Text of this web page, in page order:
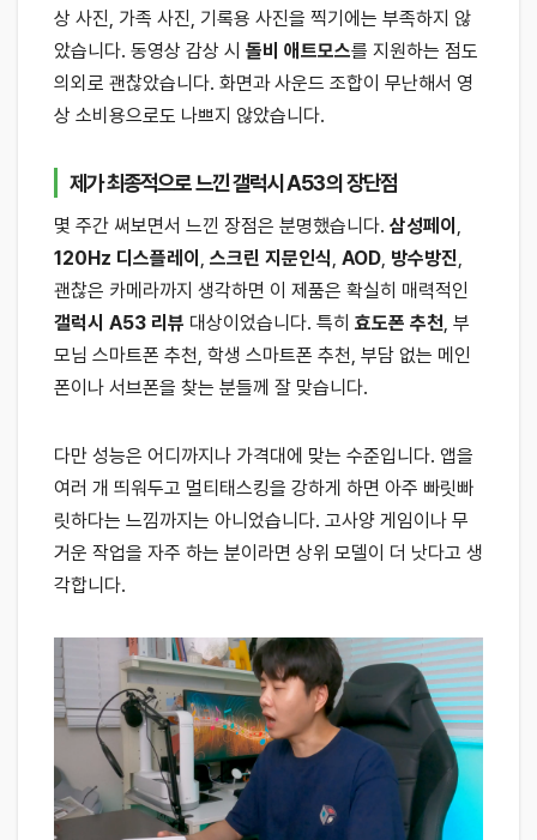
상 사진, 가족 사진, 기록용 사진을 찍기에는 부족하지 않
았습니다. 동영상 감상 시 돌비 애트모스를 지원하는 점도
의외로 괜찮았습니다. 화면과 사운드 조합이 무난해서 영
상 소비용으로도 나쁘지 않았습니다.
제가 최종적으로 느낀 갤럭시 A53의 장단점
몇 주간 써보면서 느낀 장점은 분명했습니다. 삼성페이 ,
120Hz 디스플레이 , 스크린 지문인식, AOD, 방수방진,
괜찮은 카메라까지 생각하면 이 제품은 확실히 매력적인
갤럭시 A53 리뷰 대상이었습니다. 특히 효도폰 추천, 부
모님 스마트폰 추천, 학생 스마트폰 추천, 부담 없는 메인
폰이나 서브폰을 찾는 분들께 잘 맞습니다.
다만 성능은 어디까지나 가격대에 맞는 수준입니다. 앱을
여러 개 띄워두고 멀티태스킹을 강하게 하면 아주 빠릿빠
릿하다는 느낌까지는 아니었습니다. 고사양 게임이나 무
거운 작업을 자주 하는 분이라면 상위 모델이 더 낫다고 생
각합니다.